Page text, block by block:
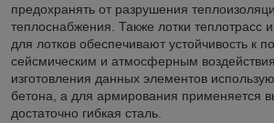
предохранять от разрушения
теплоснабжения. Также лотки теплотрасс
для лотков обеспечивают устойчивость к
сейсмическим и атмосферным
изготовления данных элементов
бетона, а для армирования применяется
достаточно гибкая сталь.